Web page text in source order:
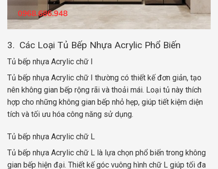
3. Các Loại Tủ Bếp Nhựa Acrylic Phổ Biến
Tủ bếp nhựa Acrylic chữ I
Tủ bếp nhựa Acrylic chữ I thường có thiết kế đơn giản, tạo
nên không gian bếp rộng rãi và thoải mái. Loại tủ này thích
hợp cho những không gian bếp nhỏ hẹp, giúp tiết kiệm diện
tích và tối ưu hóa công năng sử dụng.
Tủ bếp nhựa Acrylic chữ L
Tủ bếp nhựa Acrylic chữ L là lựa chọn phổ biến trong không
gian bếp hiện đại. Thiết kế góc vuông hình chữ L giúp tối đa